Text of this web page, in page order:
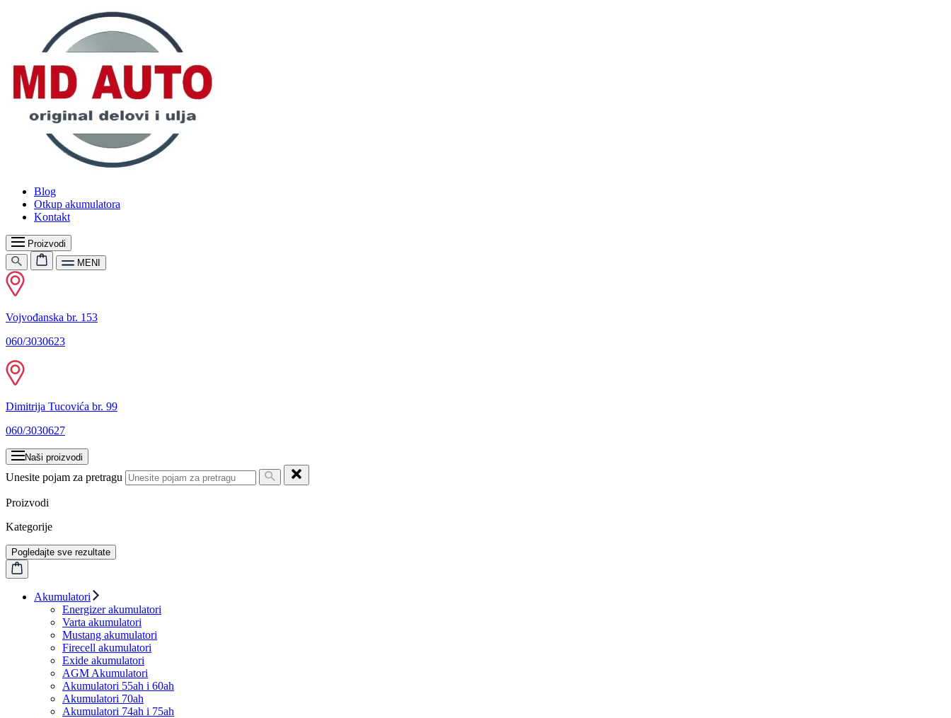
Blog
Otkup akumulatora
Kontakt
Proizvodi
MENI
Vojvođanska br. 153
060/3030623
Dimitrija Tucovića br. 99
060/3030627
Naši proizvodi
Unesite pojam za pretragu
Proizvodi
Kategorije
Pogledajte sve rezultate
Akumulatori
Energizer akumulatori
Varta akumulatori
Mustang akumulatori
Firecell akumulatori
Exide akumulatori
AGM Akumulatori
Akumulatori 55ah i 60ah
Akumulatori 70ah
Akumulatori 74ah i 75ah